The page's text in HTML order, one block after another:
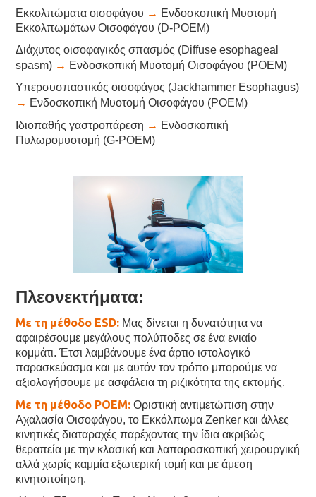
Εκκολπώματα οισοφάγου → Ενδοσκοπική Μυοτομή
Εκκολπωμάτων Οισοφάγου (D-POEM)
Διάχυτος οισοφαγικός σπασμός (Diffuse esophageal
spasm) → Ενδοσκοπική Μυοτομή Οισοφάγου (POEM)
Υπερσυσπαστικός οισοφάγος (Jackhammer Esophagus)
→ Ενδοσκοπική Μυοτομή Οισοφάγου (POEM)
Ιδιοπαθής γαστροπάρεση → Ενδοσκοπική
Πυλωρομυοτομή (G-POEM)
Πλεονεκτήματα:
Με τη μέθοδο ESD: Μας δίνεται η δυνατότητα να
αφαιρέσουμε μεγάλους πολύποδες σε ένα ενιαίο
κομμάτι. Έτσι λαμβάνουμε ένα άρτιο ιστολογικό
παρασκεύασμα και με αυτόν τον τρόπο μπορούμε να
αξιολογήσουμε με ασφάλεια τη ριζικότητα της εκτομής.
Με τη μέθοδο POEM: Οριστική αντιμετώπιση στην
Αχαλασία Οισοφάγου, το Εκκόλπωμα Zenker και άλλες
κινητικές διαταραχές παρέχοντας την ίδια ακριβώς
θεραπεία με την κλασική και λαπαροσκοπική χειρουργική
αλλά χωρίς καμμία εξωτερική τομή και με άμεση
κινητοποίηση.